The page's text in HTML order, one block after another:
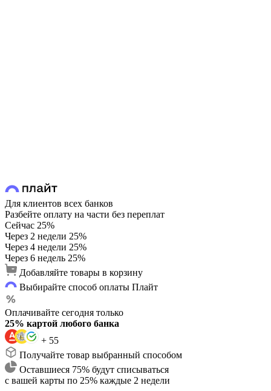
Для клиентов всех банков
Разбейте оплату на части без переплат
Сейчас 25%
Через 2 недели 25%
Через 4 недели 25%
Через 6 недель 25%
Добавляйте товары в корзину
Выбирайте способ оплаты Плайт
Оплачивайте сегодня только
25% картой любого банка
+ 55
Получайте товар выбранный способом
Оставшиеся 75% будут списываться
с вашей карты по 25% каждые 2 недели